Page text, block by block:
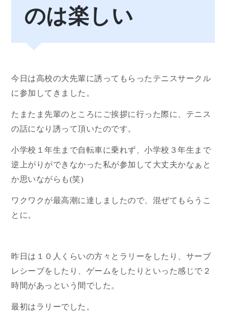
のは楽しい
今日は高校の大先輩に誘ってもらったテニスサークル
に参加してきました。
たまたま先輩のところにご挨拶に行った際に、テニス
の話になり誘って頂いたのです。
小学校１年生まで自転車に乗れず、小学校３年生まで
逆上がりができなかった私が参加して大丈夫かなぁと
か思いながらも(笑)
ワクワクが最高潮に達しましたので、混ぜてもらうこ
とに。
昨日は１０人くらいの方々とラリーをしたり、サーブ
レシーブをしたり、ゲームをしたりといった感じで２
時間があっという間でした。
最初はラリーでした。